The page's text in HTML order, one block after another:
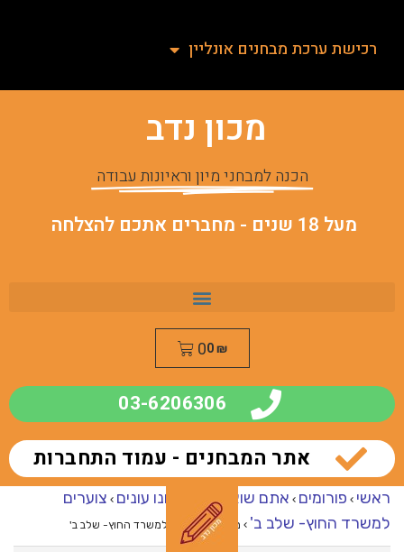
רכישת ערכת מבחנים אונליין
מכון נדב
הכנה למבחני מיון וראיונות עבודה
מעל 18 שנים - מחברים אתכם להצלחה
0₪
0
03-6206306
אתר המבחנים - עמוד התחברות
ראשי › פורומים › אתם שואלים – אנחנו עונים › צוערים
למשרד החוץ- שלב ב' › מענה ל־צוערים למשרד החוץ- שלב ב'